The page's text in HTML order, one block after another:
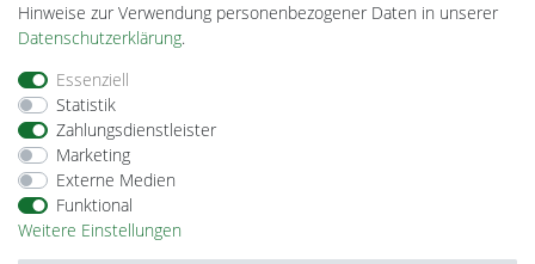
Barrierefreiheitserklärung
Hinweise zur Verwendung personenbezogener Daten in unserer
Daten­schutz­erklärung.
Essenziell
Statistik
Zahlungsdienstleister
Marketing
Externe Medien
Funktional
Weitere Einstellungen